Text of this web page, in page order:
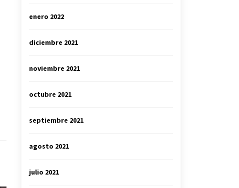
enero 2022
diciembre 2021
noviembre 2021
octubre 2021
septiembre 2021
agosto 2021
julio 2021